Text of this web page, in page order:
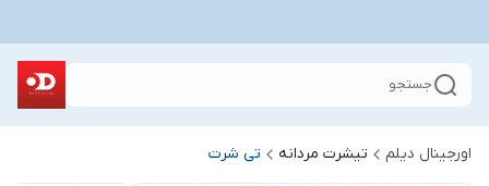
جستجو
اورجینال دیلم تیشرت مردانه تی شرت